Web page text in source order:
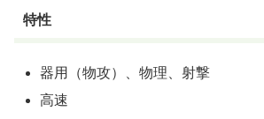
特性
器用（物攻）、物理、射撃
高速